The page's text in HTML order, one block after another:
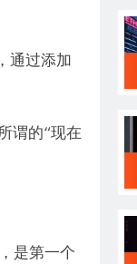
通过添加
谓的“现在
是第一个